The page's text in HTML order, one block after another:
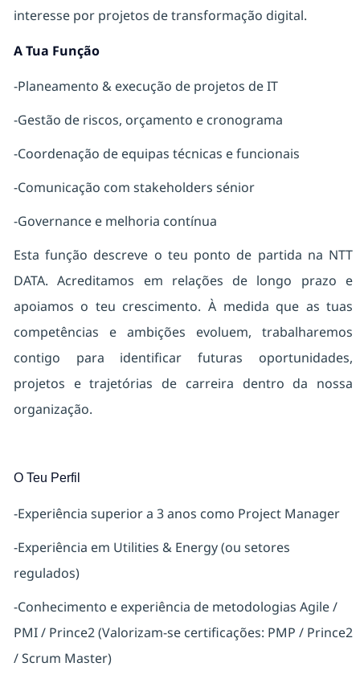
interesse por projetos de transformação digital.
A Tua Função
-Planeamento & execução de projetos de IT
-Gestão de riscos, orçamento e cronograma
-Coordenação de equipas técnicas e funcionais
-Comunicação com stakeholders sénior
-Governance e melhoria contínua
Esta função descreve o teu ponto de partida na NTT
DATA. Acreditamos em relações de longo prazo e
apoiamos o teu crescimento. À medida que as tuas
competências e ambições evoluem, trabalharemos
contigo para identificar futuras oportunidades,
projetos e trajetórias de carreira dentro da nossa
organização.
O Teu Perfil
-Experiência superior a 3 anos como Project Manager
-Experiência em Utilities & Energy (ou setores
regulados)
-Conhecimento e experiência de metodologias Agile /
PMI / Prince2 (Valorizam-se certificações: PMP / Prince2
/ Scrum Master)